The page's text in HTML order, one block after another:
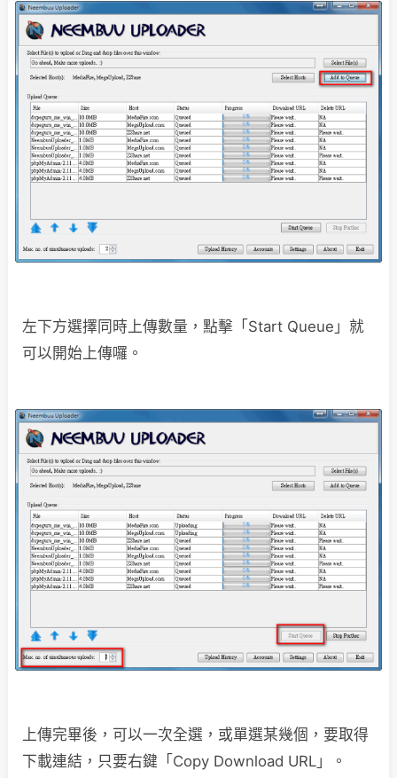
左下方選擇同時上傳數量，點擊「Start Queue」就
可以開始上傳囉。
上傳完畢後，可以一次全選，或單選某幾個，要取得
下載連結，只要右鍵「Copy Download URL」。